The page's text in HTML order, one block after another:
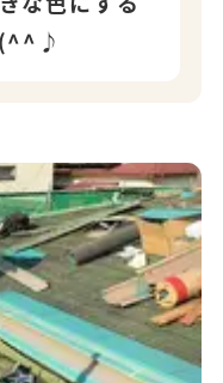
(^^♪